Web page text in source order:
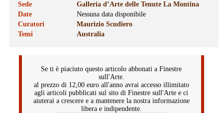
Sede
Galleria d’Arte delle Tenute La Montina
Date
Nessuna data disponibile
Curatori
Maurizio Scudiero
Temi
Australia
Se ti è piaciuto questo articolo abbonati a Finestre
sull'Arte.
al prezzo di 12,00 euro all'anno avrai accesso illimitato
agli articoli pubblicati sul sito di Finestre sull'Arte e ci
aiuterai a crescere e a mantenere la nostra informazione
libera e indipendente.